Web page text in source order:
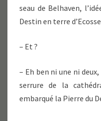
seau de Belhaven,
Destin en terre
– Et ?
– Eh ben ni une ni
serrure de la
embarqué la Pierre du